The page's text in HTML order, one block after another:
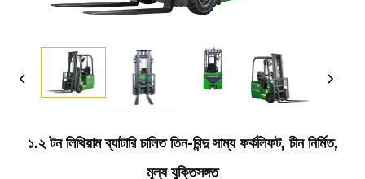
১.২ টন লিথিয়াম ব্যাটারি চালিত তিন-বিন্দু সাম্য ফর্কলিফট, চীন নির্মিত,
মূল্য যুক্তিসঙ্গত